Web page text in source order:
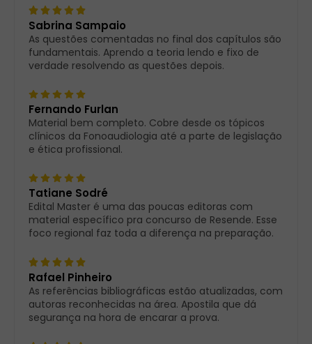
Sabrina Sampaio
As questões comentadas no final dos capítulos são
fundamentais. Aprendo a teoria lendo e fixo de
verdade resolvendo as questões depois.
Fernando Furlan
Material bem completo. Cobre desde os tópicos
clínicos da Fonoaudiologia até a parte de legislação
e ética profissional.
Tatiane Sodré
Edital Master é uma das poucas editoras com
material específico pra concurso de Resende. Esse
foco regional faz toda a diferença na preparação.
Rafael Pinheiro
As referências bibliográficas estão atualizadas, com
autoras reconhecidas na área. Apostila que dá
segurança na hora de encarar a prova.